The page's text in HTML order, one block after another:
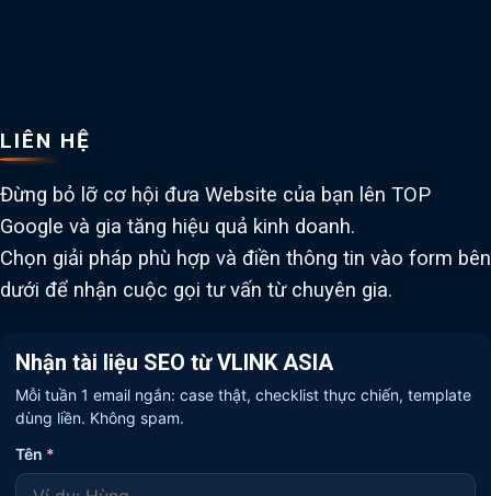
LIÊN HỆ
Đừng bỏ lỡ cơ hội đưa Website của bạn lên TOP
Google và gia tăng hiệu quả kinh doanh.
Chọn giải pháp phù hợp và điền thông tin vào form bên
dưới để nhận cuộc gọi tư vấn từ chuyên gia.
Nhận tài liệu SEO từ VLINK ASIA
Mỗi tuần 1 email ngắn: case thật, checklist thực chiến, template
dùng liền. Không spam.
Tên *